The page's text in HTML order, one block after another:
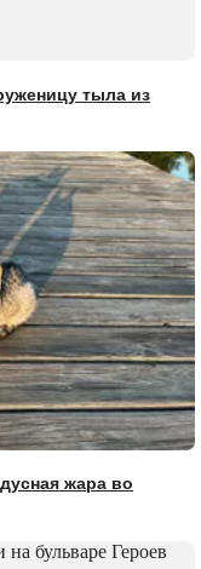
тыла из
жара во